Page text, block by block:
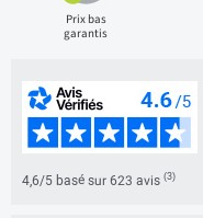
Prix bas
garantis
4,6/5 basé sur 623 avis (3)